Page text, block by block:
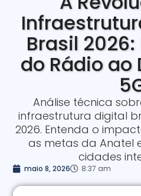
Brasil
do Rádio ao
Análise técnica
infraestrutura digital
2026. Entenda o
as metas da Anatel
cidades
maio 8, 2026 8:37 am